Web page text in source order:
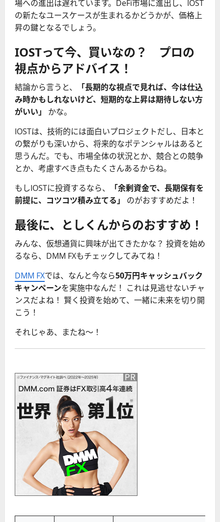
場への進出は遅れています。DeFi市場に進出し、IOST
の新たなユースケースが生まれるかどうかが、価格上
昇の鍵となるでしょう。
IOSTって今、買いなの？ プロの
視点からアドバイス！
結論から言うと、
「長期的な視点で見れば、今は仕込
み時かもしれないけど、短期的な上昇は期待しない方
がいい」
かな。
IOSTは、技術的には面白いプロジェクトだし、日本と
の繋がりも深いから、将来的なポテンシャルはあると
思うんだ。でも、市場全体の状況とか、競合との競争
とか、考慮すべき点もたくさんあるからね。
もしIOSTに投資するなら、
「余剰資金で、長期保有を
前提に、コツコツ積み立てる」
のがおすすめだよ！
最後に、としくんからのおすすめ！
みんな、仮想通貨に興味が出てきたかな？ 投資を始め
るなら、DMM FXもチェックしてみてね！
DMM FXでは、なんと今なら50万円キャッシュバック
キャンペーンを実施中なんだ！ これは見逃せないチャ
ンスだよね！ 賢く投資を始めて、一緒に未来を切り開
こう！
それじゃあ、またね〜！